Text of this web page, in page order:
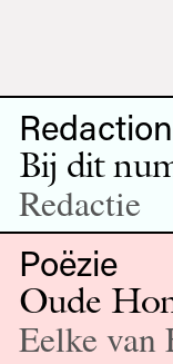
Bij dit
Redactie
Poëzie
Oude
Eelke van